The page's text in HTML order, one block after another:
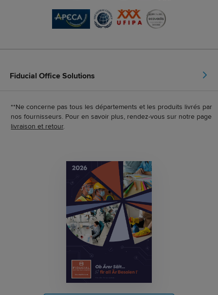
Fiducial Office Solutions
**Ne concerne pas tous les départements et les produits livrés par
nos fournisseurs. Pour en savoir plus, rendez-vous sur notre page
livraison et retour.